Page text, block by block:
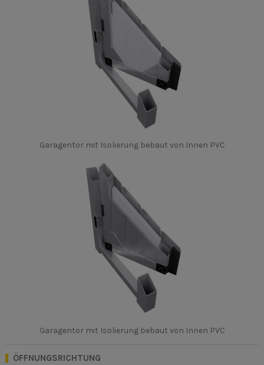
Garagentor mit Isolierung bebaut von Innen PVC
Garagentor mit Isolierung bebaut von Innen PVC
ÖFFNUNGSRICHTUNG